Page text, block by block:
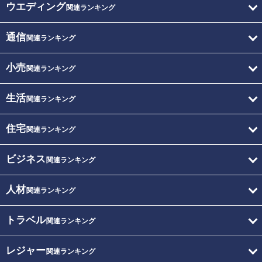
ウエディング関連ランキング
通信関連ランキング
小売関連ランキング
生活関連ランキング
住宅関連ランキング
ビジネス 関連ランキング
人材関連ランキング
トラベル関連ランキング
レジャー関連ランキング